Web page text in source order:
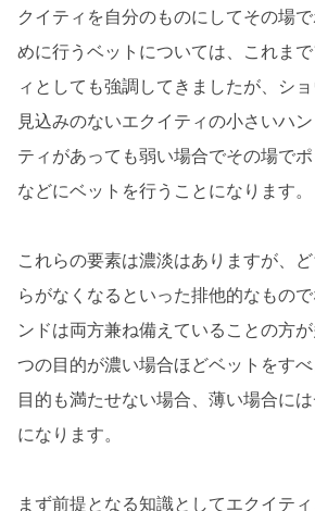
クイティを自分のものにしてその場
めに行うベットについては、これま
ィとしても強調してきましたが、シ
見込みのないエクイティの小さいハ
ティがあっても弱い場合でその場で
などにベットを行うことになります。
これらの要素は濃淡はありますが、
らがなくなるといった排他的なもの
ンドは両方兼ね備えていることの方
つの目的が濃い場合ほどベットをす
目的も満たせない場合、薄い場合に
になります。
まず前提となる知識としてエクイテ